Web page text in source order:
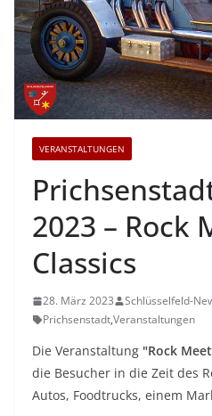
VERANSTALTUNGEN
2023 – Rock
Classics
28. März 2023
Schlüsselfeld-
Prichsenstadt,Veranstaltungen
Die Veranstaltung "Rock
die Besucher in die Zeit des
Autos, Foodtrucks, einem